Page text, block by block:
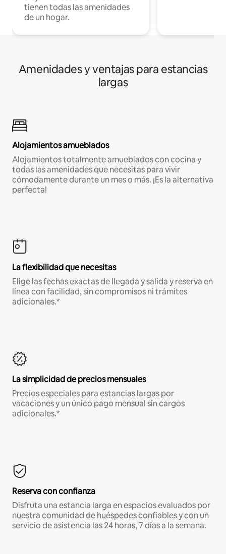
tienen todas las amenidades
de un hogar.
Amenidades y ventajas para estancias
largas
Alojamientos amueblados
Alojamientos totalmente amueblados con cocina y
todas las amenidades que necesitas para vivir
cómodamente durante un mes o más. ¡Es la alternativa
perfecta!
La flexibilidad que necesitas
Elige las fechas exactas de llegada y salida y reserva en
línea con facilidad, sin compromisos ni trámites
adicionales.*
La simplicidad de precios mensuales
Precios especiales para estancias largas por
vacaciones y un único pago mensual sin cargos
adicionales.*
Reserva con confianza
Disfruta una estancia larga en espacios evaluados por
nuestra comunidad de huéspedes confiables y con un
servicio de asistencia las 24 horas, 7 días a la semana.